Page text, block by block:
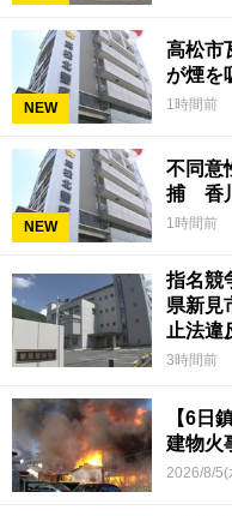
NEW
高松市
が煙を
1時間前
NEW
不同意
捕 香川
1時間前
指名競
県新見
止法違
い
3時間前
【6日
建物火
2026/8/5(